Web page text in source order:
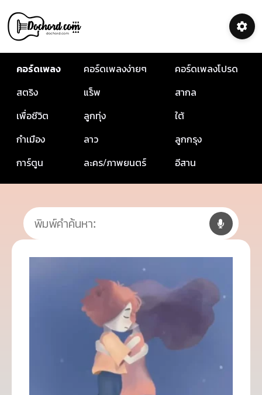
คอร์ดเพลง คอร์ดเพลงง่ายๆ
คอร์ดเพลงโปรด
สตริง
แร็พ
สากล
เพื่อชีวิต
ลูกทุ่ง
ใต้
กำเมือง
ลาว
ลูกกรุง
การ์ตูน
ละคร/ภาพยนตร์ อีสาน